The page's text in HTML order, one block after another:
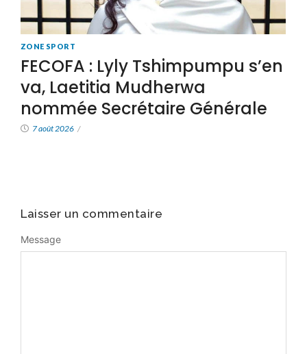
ZONE SPORT
FECOFA : Lyly Tshimpumpu s’en
va, Laetitia Mudherwa
nommée Secrétaire Générale
7 août 2026 /
Laisser un commentaire
Message